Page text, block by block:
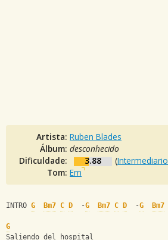
Artista: Ruben Blades
Álbum: desconhecido
Dificuldade:
3.88 (Intermediario
Tom: Em
INTRO G Bm7 C D
  -
G Bm7 C D
  -
G Bm7
G
Saliendo del hospital